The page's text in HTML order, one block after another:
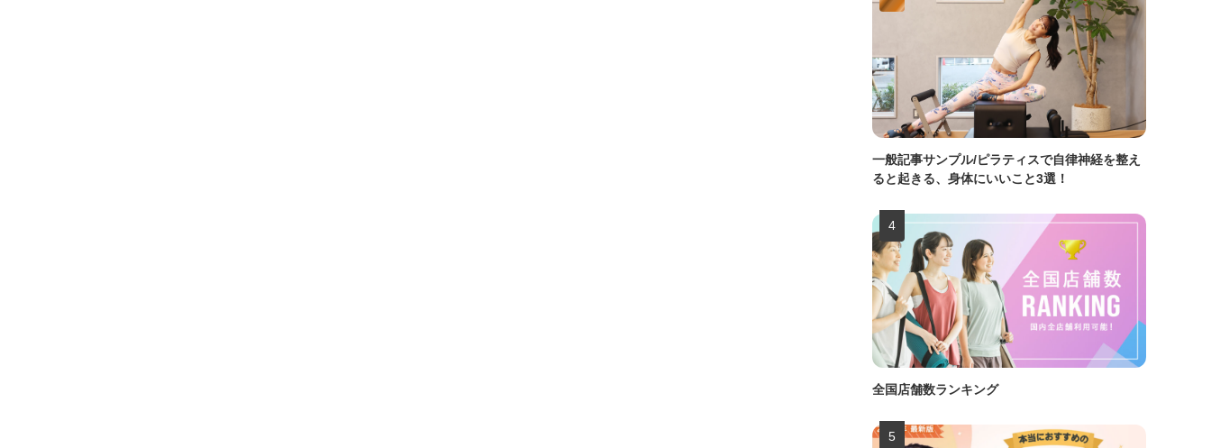
一般記事サンプル/ピラティスで自律神経を整え
ると起きる、身体にいいこと3選！
全国店舗数ランキング